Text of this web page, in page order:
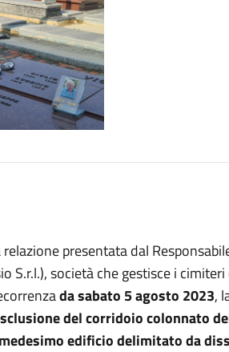
presentata dal
S.r.l.), società che gestisce i
da sabato 5 agosto 2023,
del corridoio colonnato
edificio delimitato da